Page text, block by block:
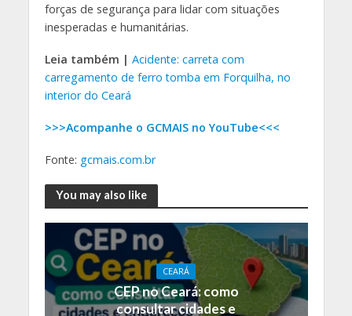
forças de segurança para lidar com situações
inesperadas e humanitárias.
Leia também | Acidente: carreta com
carregamento de ferro tomba em Forquilha, no
interior do Ceará
>>>Acompanhe o GCMAIS no YouTube<<<
Fonte: gcmais.com.br
You may also like
CEARÁ
CEP no Ceará: como
consultar cidades e